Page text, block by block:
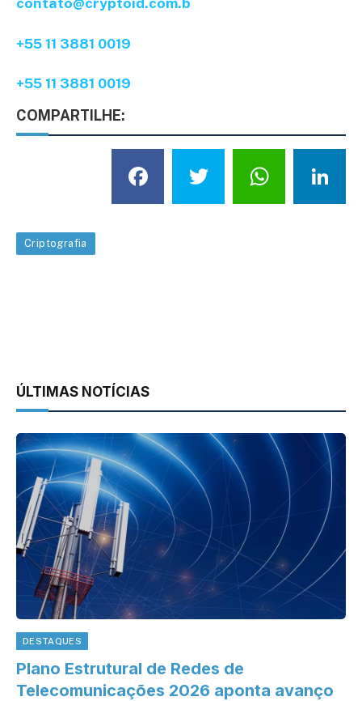
+55 11 3881 0019
+55 11 3881 0019
COMPARTILHE:
Facebook
Twitter
Criptografia
ÚLTIMAS NOTÍCIAS
DESTAQUES
Plano Estrutural de Redes de
Telecomunicações 2026 aponta avanço